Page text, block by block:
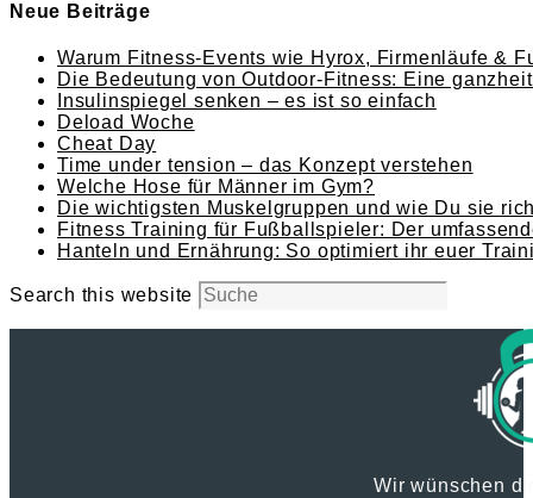
Neue Beiträge
Warum Fitness-Events wie Hyrox, Firmenläufe &
Die Bedeutung von Outdoor-Fitness: Eine
Insulinspiegel senken – es ist so einfach
Deload Woche
Cheat Day
Time under tension – das Konzept verstehen
Welche Hose für Männer im Gym?
Die wichtigsten Muskelgruppen und wie Du sie
Fitness Training für Fußballspieler: Der
Hanteln und Ernährung: So optimiert ihr euer
Search this website
Wir wünschen